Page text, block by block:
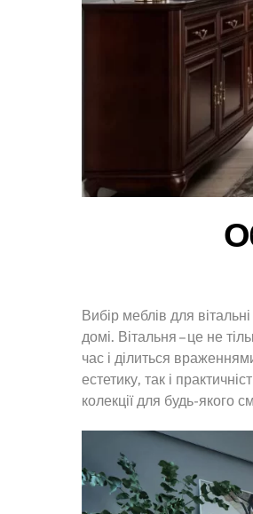
Вибір меблів для
домі. Вітальня – це не
час і ділиться
естетику, так і
колекції для будь-якого